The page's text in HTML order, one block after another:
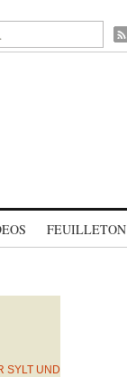
FEUILLETON
SYLT UND